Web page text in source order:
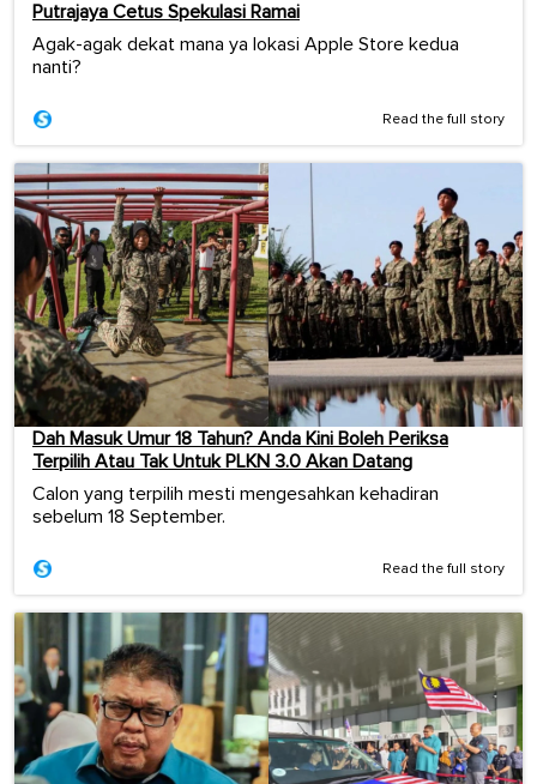
Putrajaya Cetus Spekulasi Ramai
Agak-agak dekat mana ya lokasi Apple Store kedua
nanti?
Read the full story
Dah Masuk Umur 18 Tahun? Anda Kini Boleh Periksa
Terpilih Atau Tak Untuk PLKN 3.0 Akan Datang
Calon yang terpilih mesti mengesahkan kehadiran
sebelum 18 September.
Read the full story